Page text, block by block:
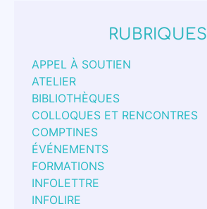
RUBRIQUES
APPEL À SOUTIEN
ATELIER
BIBLIOTHÈQUES
COLLOQUES ET RENCONTRES
COMPTINES
ÉVÉNEMENTS
FORMATIONS
INFOLETTRE
INFOLIRE